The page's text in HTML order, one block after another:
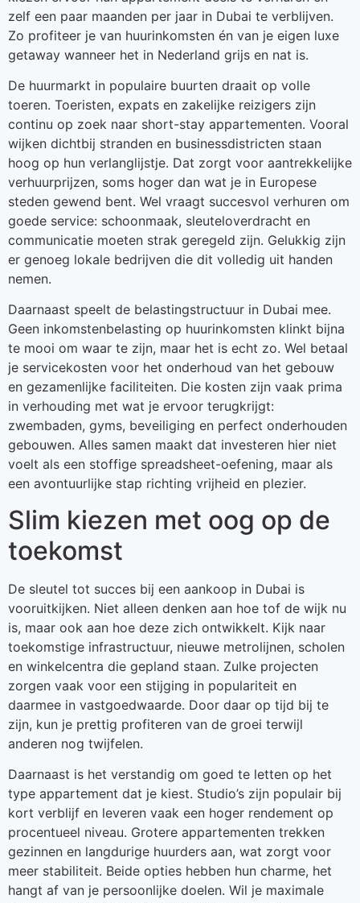
zelf een paar maanden per jaar in Dubai te verblijven.
Zo profiteer je van huurinkomsten én van je eigen luxe
getaway wanneer het in Nederland grijs en nat is.
De huurmarkt in populaire buurten draait op volle
toeren. Toeristen, expats en zakelijke reizigers zijn
continu op zoek naar short-stay appartementen. Vooral
wijken dichtbij stranden en businessdistricten staan
hoog op hun verlanglijstje. Dat zorgt voor aantrekkelijke
verhuurprijzen, soms hoger dan wat je in Europese
steden gewend bent. Wel vraagt succesvol verhuren om
goede service: schoonmaak, sleuteloverdracht en
communicatie moeten strak geregeld zijn. Gelukkig zijn
er genoeg lokale bedrijven die dit volledig uit handen
nemen.
Daarnaast speelt de belastingstructuur in Dubai mee.
Geen inkomstenbelasting op huurinkomsten klinkt bijna
te mooi om waar te zijn, maar het is echt zo. Wel betaal
je servicekosten voor het onderhoud van het gebouw
en gezamenlijke faciliteiten. Die kosten zijn vaak prima
in verhouding met wat je ervoor terugkrijgt:
zwembaden, gyms, beveiliging en perfect onderhouden
gebouwen. Alles samen maakt dat investeren hier niet
voelt als een stoffige spreadsheet-oefening, maar als
een avontuurlijke stap richting vrijheid en plezier.
Slim kiezen met oog op de
toekomst
De sleutel tot succes bij een aankoop in Dubai is
vooruitkijken. Niet alleen denken aan hoe tof de wijk nu
is, maar ook aan hoe deze zich ontwikkelt. Kijk naar
toekomstige infrastructuur, nieuwe metrolijnen, scholen
en winkelcentra die gepland staan. Zulke projecten
zorgen vaak voor een stijging in populariteit en
daarmee in vastgoedwaarde. Door daar op tijd bij te
zijn, kun je prettig profiteren van de groei terwijl
anderen nog twijfelen.
Daarnaast is het verstandig om goed te letten op het
type appartement dat je kiest. Studio’s zijn populair bij
kort verblijf en leveren vaak een hoger rendement op
procentueel niveau. Grotere appartementen trekken
gezinnen en langdurige huurders aan, wat zorgt voor
meer stabiliteit. Beide opties hebben hun charme, het
hangt af van je persoonlijke doelen. Wil je maximale